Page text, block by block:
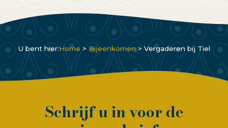
U bent hier:Home > Bijeenkomen > Vergaderen bij Tiel
Schrijf u in voor de